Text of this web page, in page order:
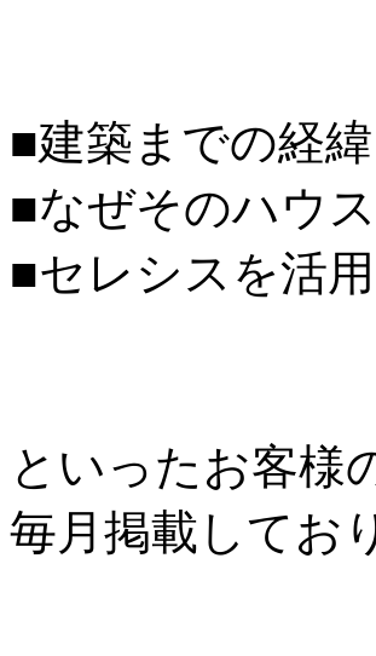
■建築までの経緯
■なぜそのハウ
■セレシスを活
といったお客様
毎月掲載してお